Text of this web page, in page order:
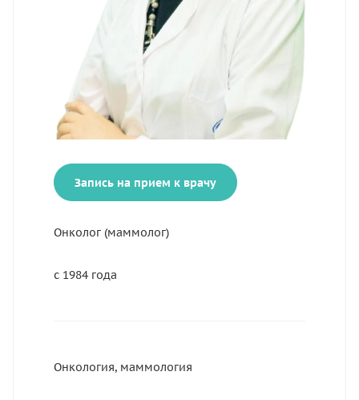
Запись на прием к врачу
Онколог (маммолог)
с 1984 года
Онкология, маммология